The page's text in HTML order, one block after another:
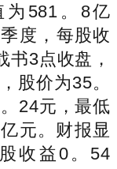
为581。8亿
度，每股收
3点收盘，
股价为35。
24元，最低
元。财报显
收益0。54